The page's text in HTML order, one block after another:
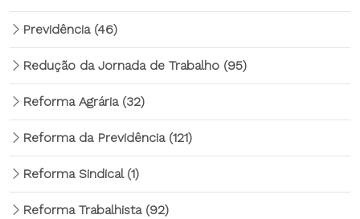
Previdência (46)
Redução da Jornada de Trabalho (95)
Reforma Agrária (32)
Reforma da Previdência (121)
Reforma Sindical (1)
Reforma Trabalhista (92)